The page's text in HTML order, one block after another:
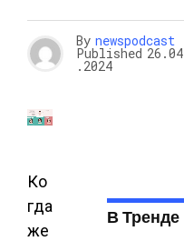
By newspodcast
Published 26.04
.2024
Ко
гда
же
В Тренде